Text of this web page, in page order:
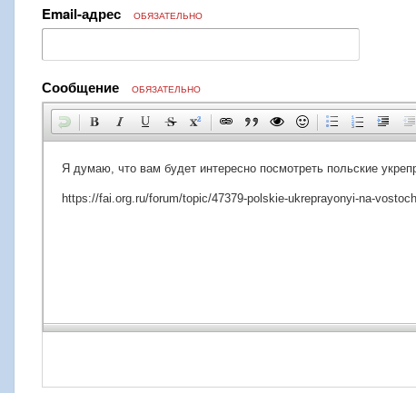
Email-адрес ОБЯЗАТЕЛЬНО
Сообщение ОБЯЗАТЕЛЬНО